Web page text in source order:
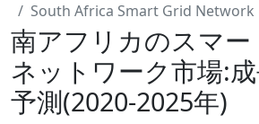
South Africa Smart Grid
南アフリカのスマー
ネットワーク市場:成
予測(2020-2025年)